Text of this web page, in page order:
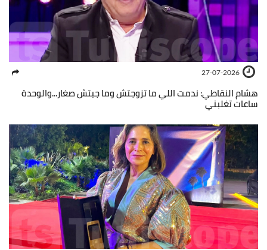
27-07-2026
هشام النقاطي: ندمت اللي ما تزوجتش وما جبتش صغار...والوحدة
ساعات تغلبني